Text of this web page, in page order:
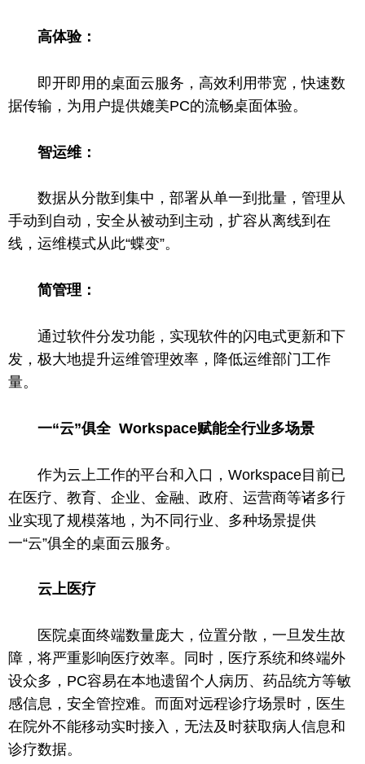
高体验：
即开即用的桌面云服务，高效利用带宽，快速数
据传输，为用户提供媲美PC的流畅桌面体验。
智运维：
数据从分散到集中，部署从单一到批量，管理从
手动到自动，安全从被动到主动，扩容从离线到在
线，运维模式从此“蝶变”。
简管理：
通过软件分发功能，实现软件的闪电式更新和下
发，极大地提升运维管理效率，降低运维部门工作
量。
一“云”俱全 Workspace赋能全行业多场景
作为云上工作的平台和入口，Workspace目前已
在医疗、教育、企业、 金融、政府、运营商等诸多行
业实现了规模落地，为不同行业、多种场景提供
一“云”俱全的桌面云服务。
云上医疗
医院桌面终端数量庞大，位置分散，一旦发生故
障，将严重影响医疗效率。同时，医疗系统和终端外
设众多，PC容易在本地遗留个人病历、药品统方等敏
感信息，安全管控难。而面对远程诊疗场景时，医生
在院外不能移动实时接入，无法及时获取病人信息和
诊疗数据。